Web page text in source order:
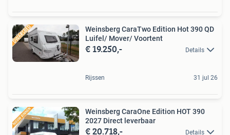
Weinsberg CaraTwo Edition Hot 390 QD
Luifel/ Mover/ Voortent
€ 19.250,- Details
Rijssen 31 jul 26
Weinsberg CaraOne Edition HOT 390
2027 Direct leverbaar
€ 20.718,- Details